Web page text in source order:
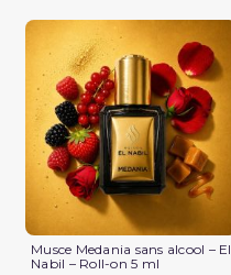
(1 avis)
Musce Medania sans alcool – El
Nabil – Roll-on 5 ml